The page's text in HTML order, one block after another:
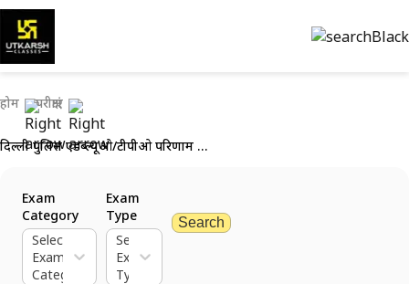
होम परीक्षाएं
दिल्ली पुलिस एडब्ल्यूओ/टीपीओ परिणाम 2023 जारी, पीडीएफ डाउनलोड करें
Exam
Category
Select
Exam
Category
Exam
Type
Select
Exam
Type
Search